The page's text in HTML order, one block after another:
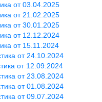
от 03.04.2025
от 21.02.2025
от 30.01.2025
от 12.12.2024
от 15.11.2024
от 24.10.2024
от 12.09.2024
от 23.08.2024
от 01.08.2024
от 09.07.2024